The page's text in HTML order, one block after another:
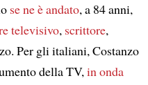
se ne è andato, a 84 anni,
televisivo, scrittore,
Per gli italiani, Costanzo
della TV,in onda